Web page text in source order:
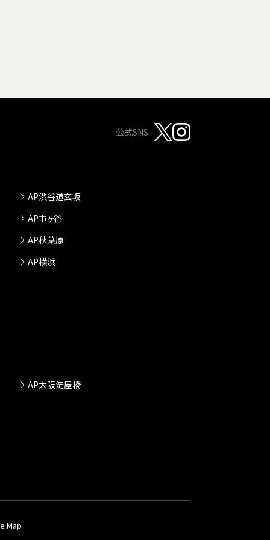
公式SNS
AP渋谷道玄坂
AP市ヶ谷
AP秋葉原
AP横浜
AP大阪淀屋橋
Map